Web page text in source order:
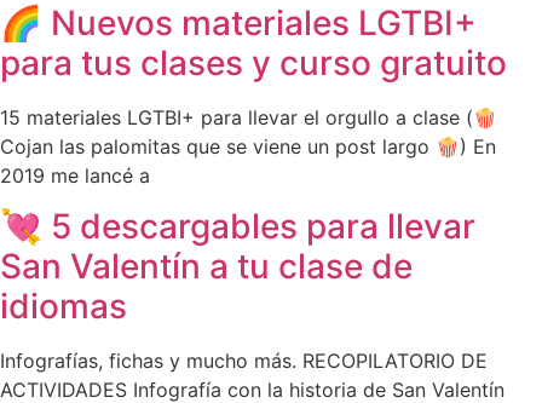
🌈 Nuevos materiales LGTBI+
para tus clases y curso gratuito
15 materiales LGTBI+ para llevar el orgullo a clase (🍿
Cojan las palomitas que se viene un post largo 🍿) En
2019 me lancé a
💘 5 descargables para llevar
San Valentín a tu clase de
idiomas
Infografías, fichas y mucho más. RECOPILATORIO DE
ACTIVIDADES Infografía con la historia de San Valentín